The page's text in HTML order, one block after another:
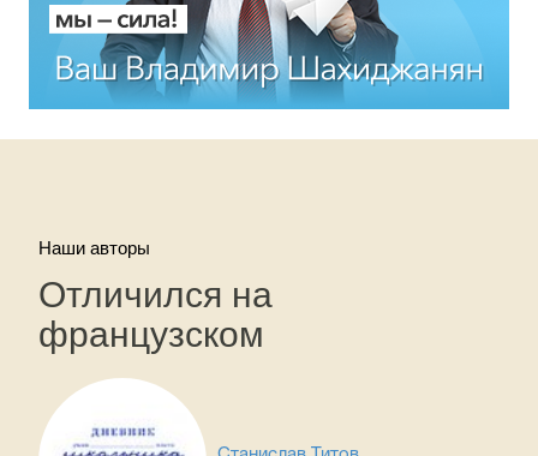
Наши авторы
Отличился на
французском